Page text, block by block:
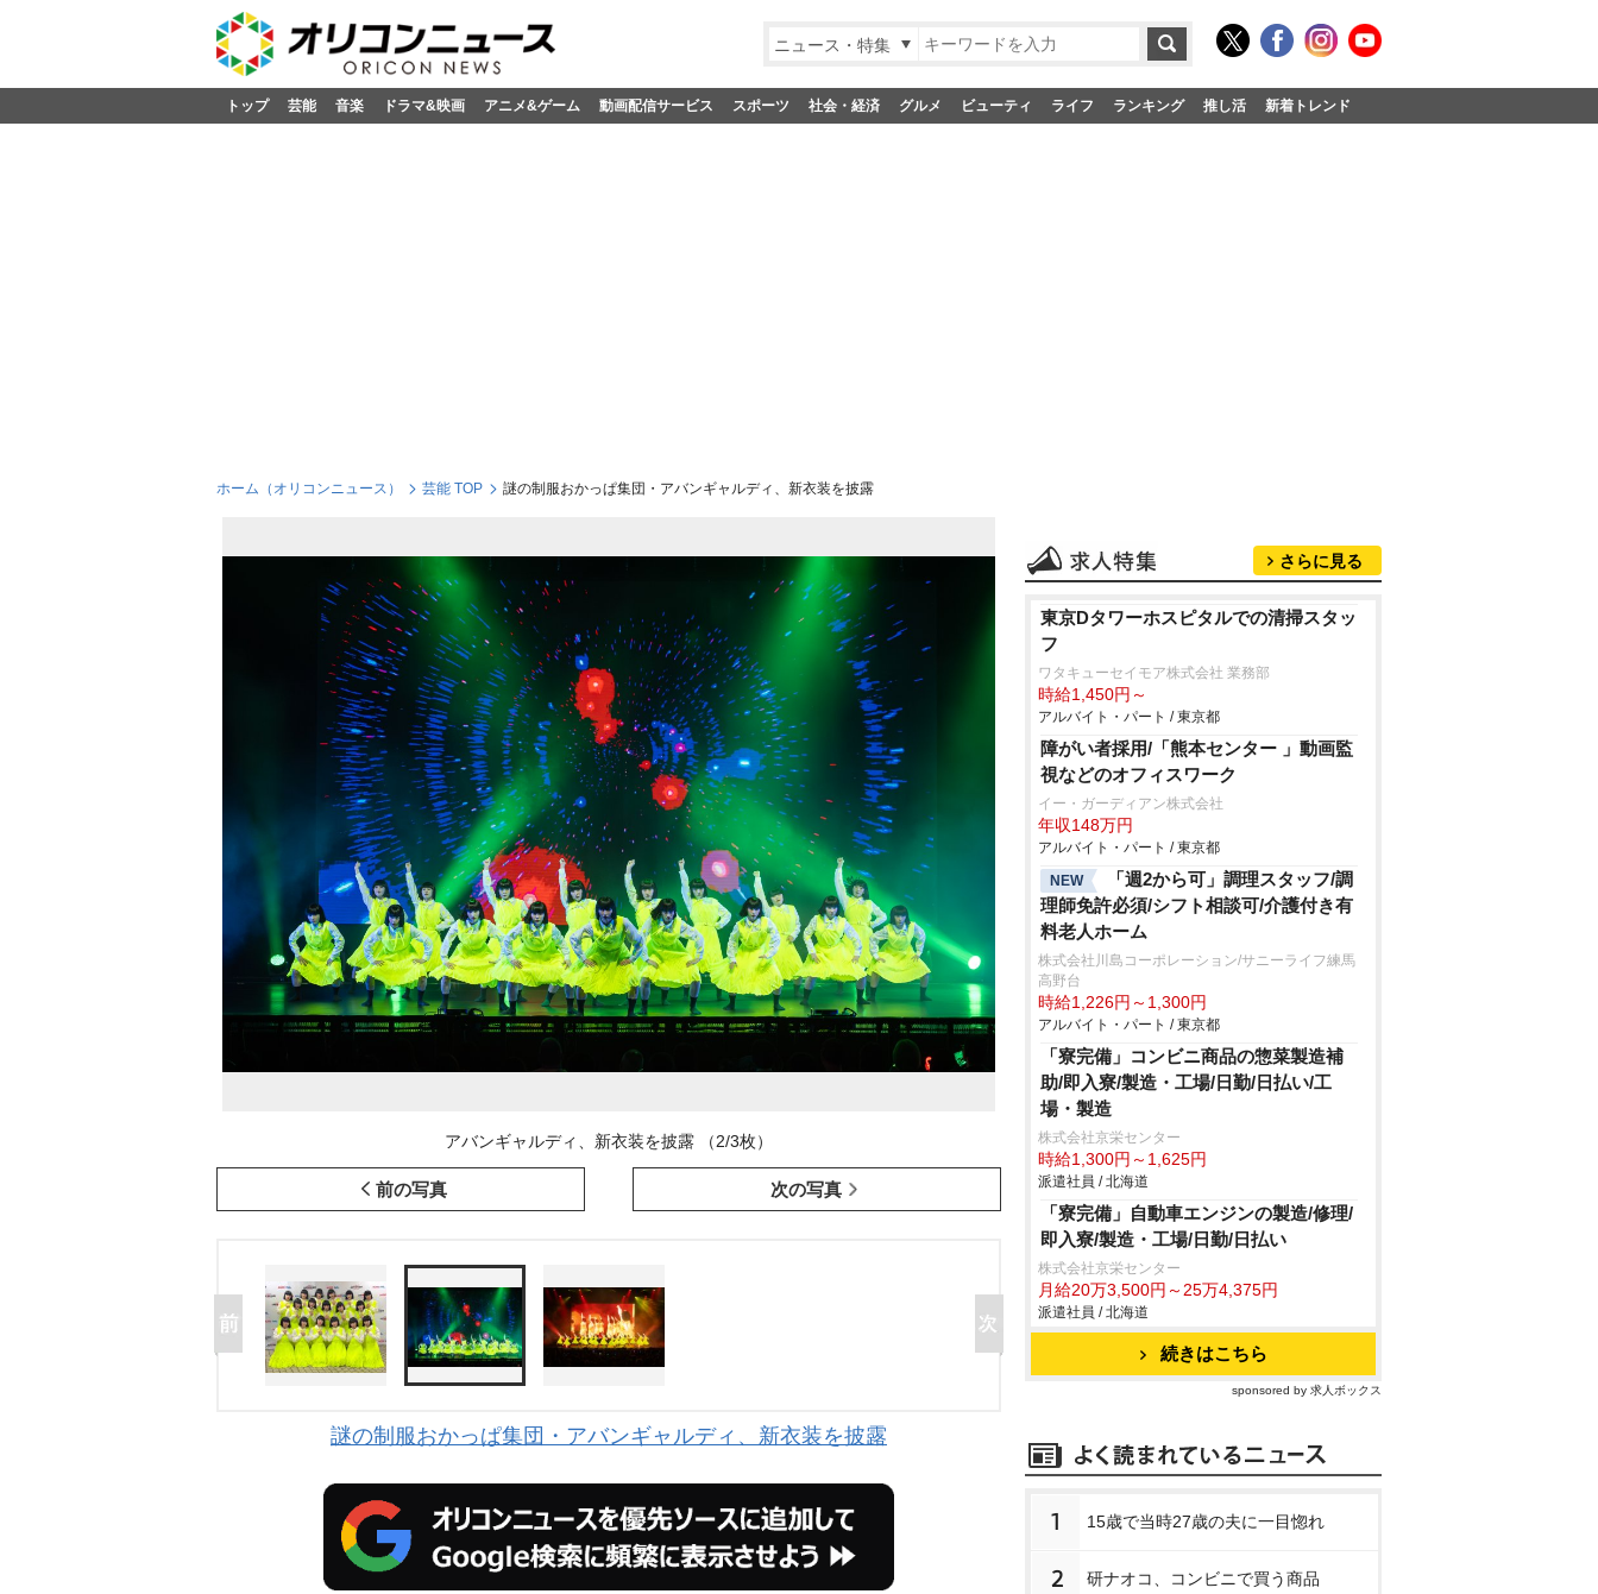
ニュース・特集
トップ 芸能 音楽 ドラマ&映画 アニメ&ゲーム 動画配信サービス スポーツ 社会・経済 グルメ ビューティ ライフ ランキング 推し活 新着トレンド
ホーム（オリコンニュース） 芸能 TOP 謎の制服おかっぱ集団・アバンギャルディ、新衣装を披露
アバンギャルディ、新衣装を披露 （2/3枚）
前の写真 次の写真
謎の制服おかっぱ集団・アバンギャルディ、新衣装を披露
さらに見る
東京Dタワーホスピタルでの清掃スタッ
フ
ワタキューセイモア株式会社 業務部
時給1,450円～
アルバイト・パート / 東京都
障がい者採用/「熊本センター 」動画監
視などのオフィスワーク
イー・ガーディアン株式会社
年収148万円
アルバイト・パート / 東京都
NEW
「週2から可」調理スタッフ/調
理師免許必須/シフト相談可/介護付き有
料老人ホーム
株式会社川島コーポレーション/サニーライフ練馬
高野台
時給1,226円～1,300円
アルバイト・パート / 東京都
「寮完備」コンビニ商品の惣菜製造補
助/即入寮/製造・工場/日勤/日払い/工
場・製造
株式会社京栄センター
時給1,300円～1,625円
派遣社員 / 北海道
「寮完備」自動車エンジンの製造/修理/
即入寮/製造・工場/日勤/日払い
株式会社京栄センター
月給20万3,500円～25万4,375円
派遣社員 / 北海道
続きはこちら
sponsored by 求人ボックス
1 15歳で当時27歳の夫に一目惚れ
2 研ナオコ、コンビニで買う商品